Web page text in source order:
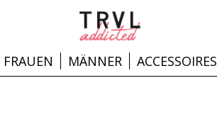
FRAUEN MÄNNER
ACCESSOIRES